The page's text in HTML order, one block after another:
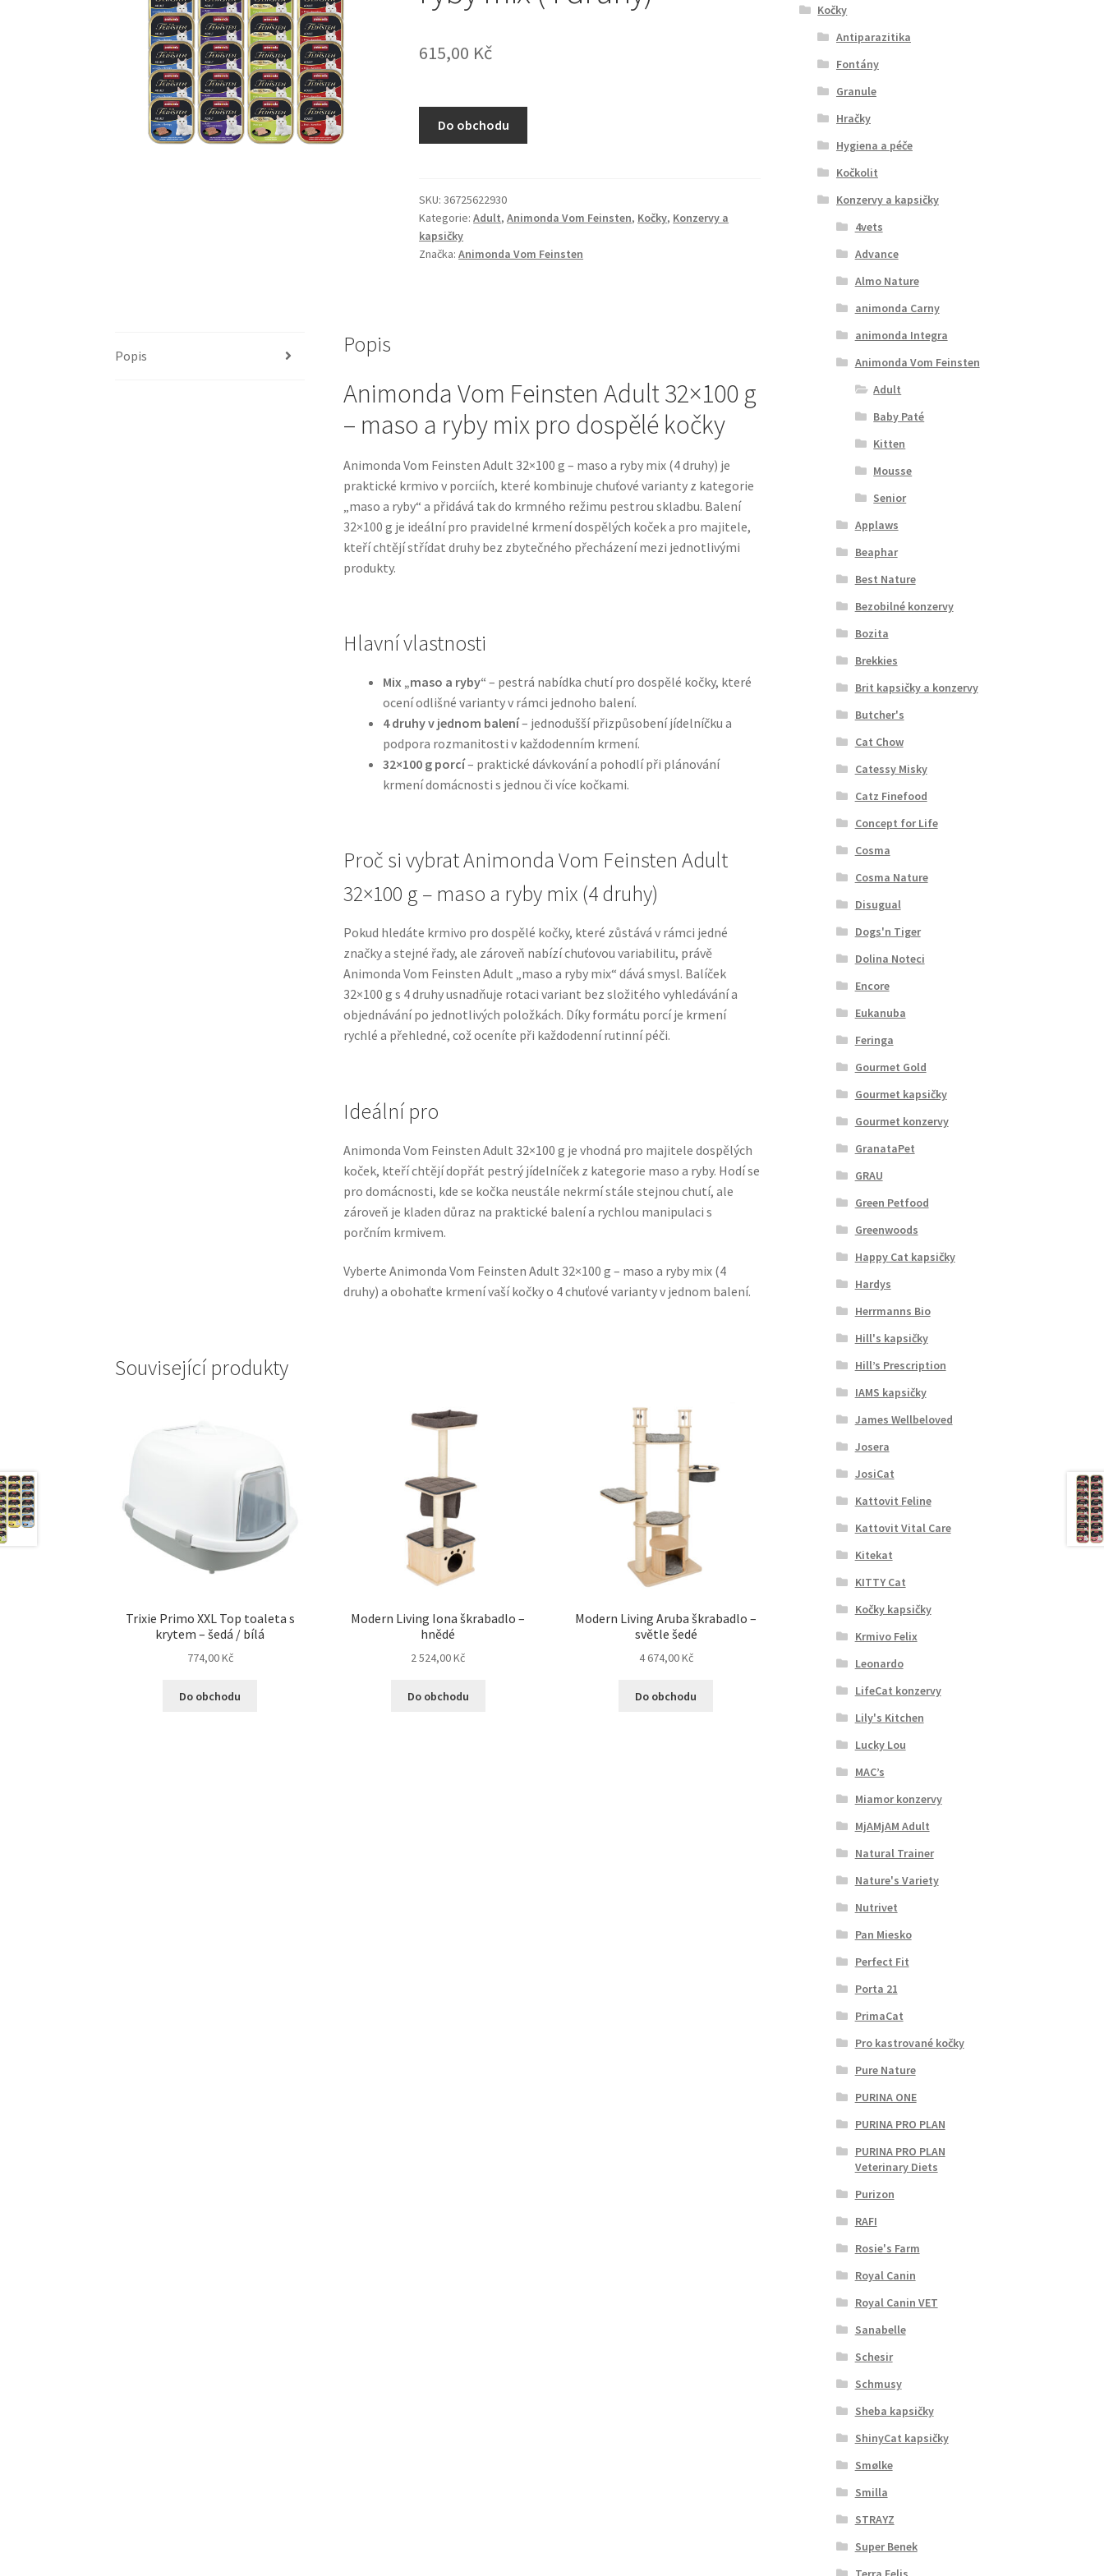
615,00 Kč
Do obchodu
SKU:36725622930
Kategorie:Adult,Animonda Vom Feinsten, Kočky, Konzervy a
kapsičky
Značka:Animonda Vom Feinsten
Popis Popis
Animonda Vom Feinsten Adult 32×100 g
– maso a ryby mix pro dospělé kočky
Animonda Vom Feinsten Adult 32×100 g – maso a ryby mix (4 druhy) je
praktické krmivo v porciích, které kombinuje chuťové varianty z kategorie
„maso a ryby“ a přidává tak do krmného režimu pestrou skladbu. Balení
32×100 g je ideální pro pravidelné krmení dospělých koček a pro majitele,
kteří chtějí střídat druhy bez zbytečného přecházení mezi jednotlivými
produkty.
Hlavní vlastnosti
Mix „maso a ryby“ – pestrá nabídka chutí pro dospělé kočky, které
ocení odlišné varianty v rámci jednoho balení.
4 druhy v jednom balení– jednodušší přizpůsobení jídelníčku a
podpora rozmanitosti v každodenním krmení.
32×100 g porcí– praktické dávkování a pohodlí při plánování
krmení domácnosti s jednou či více kočkami.
Proč si vybrat Animonda Vom Feinsten Adult
32×100 g – maso a ryby mix (4 druhy)
Pokud hledáte krmivo pro dospělé kočky, které zůstává v rámci jedné
značky a stejné řady, ale zároveň nabízí chuťovou variabilitu, právě
Animonda Vom Feinsten Adult „maso a ryby mix“ dává smysl. Balíček
32×100 g s 4 druhy usnadňuje rotaci variant bez složitého vyhledávání a
objednávání po jednotlivých položkách. Díky formátu porcí je krmení
rychlé a přehledné, což oceníte při každodenní rutinní péči.
Ideální pro
Animonda Vom Feinsten Adult 32×100 g je vhodná pro majitele dospělých
koček, kteří chtějí dopřát pestrý jídelníček z kategorie maso a ryby. Hodí se
pro domácnosti, kde se kočka neustále nekrmí stále stejnou chutí, ale
zároveň je kladen důraz na praktické balení a rychlou manipulaci s
porčním krmivem.
Vyberte Animonda Vom Feinsten Adult 32×100 g – maso a ryby mix (4
druhy) a obohaťte krmení vaší kočky o 4 chuťové varianty v jednom balení.
Související produkty
Trixie Primo XXL Top toaleta s
krytem – šedá / bílá
774,00Kč
Do obchodu
Modern Living Iona škrabadlo –
hnědé
2 524,00Kč
Do obchodu
Modern Living Aruba škrabadlo –
světle šedé
4 674,00Kč
Do obchodu
Kočky
Antiparazitika
Fontány
Granule
Hračky
Hygiena a péče
Kočkolit
Konzervy a kapsičky
4vets
Advance
Almo Nature
animonda Carny
animonda Integra
Animonda Vom Feinsten
Adult
Baby Paté
Kitten
Mousse
Senior
Applaws
Beaphar
Best Nature
Bezobilné konzervy
Bozita
Brekkies
Brit kapsičky a konzervy
Butcher's
Cat Chow
Catessy Misky
Catz Finefood
Concept for Life
Cosma
Cosma Nature
Disugual
Dogs'n Tiger
Dolina Noteci
Encore
Eukanuba
Feringa
Gourmet Gold
Gourmet kapsičky
Gourmet konzervy
GranataPet
GRAU
Green Petfood
Greenwoods
Happy Cat kapsičky
Hardys
Herrmanns Bio
Hill's kapsičky
Hill’s Prescription
IAMS kapsičky
James Wellbeloved
Josera
JosiCat
Kattovit Feline
Kattovit Vital Care
Kitekat
KITTY Cat
Kočky kapsičky
Krmivo Felix
Leonardo
LifeCat konzervy
Lily's Kitchen
Lucky Lou
MAC’s
Miamor konzervy
MjAMjAM Adult
Natural Trainer
Nature's Variety
Nutrivet
Pan Miesko
Perfect Fit
Porta 21
PrimaCat
Pro kastrované kočky
Pure Nature
PURINA ONE
PURINA PRO PLAN
PURINA PRO PLAN
Veterinary Diets
Purizon
RAFI
Rosie's Farm
Royal Canin
Royal Canin VET
Sanabelle
Schesir
Schmusy
Sheba kapsičky
ShinyCat kapsičky
Smølke
Smilla
STRAYZ
Super Benek